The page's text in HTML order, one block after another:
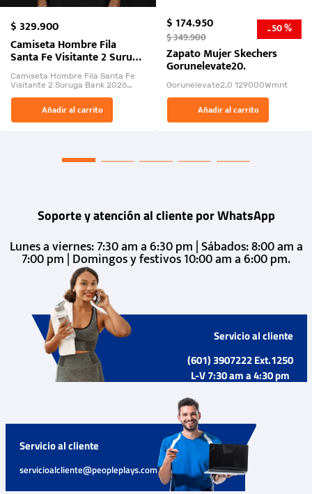
$329.900
Camiseta Hombre Fila
Santa Fe Visitante 2 Suruga
Bank 2026
Camiseta Hombre Fila Santa Fe
Visitante 2 Suruga Bank 2026
El Rugido del Sol Naciente:
“Primeros para la Et...
Añadir al carrito
$174.950
$349.900 -50 %
Zapato Mujer Skechers
Gorunelevate20.
Gorunelevate2.0 129000Wmnt
Añadir al carrito
Soporte y atención al cliente por WhatsApp
Lunes a viernes: 7:30 am a 6:30 pm | Sábados: 8:00 am a
7:00 pm | Domingos y festivos 10:00 am a 6:00 pm.
Servicio al cliente
(601) 3907222 Ext.1250
L-V 7:30 am a 4:30 pm
Servicio al cliente
servicioalcliente@peopleplays.com